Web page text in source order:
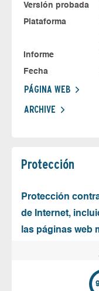
Versión probada
Plataforma
Informe
Fecha
PÁGINA WEB
ARCHIVE
Protección
Protección
de Internet,
las páginas web